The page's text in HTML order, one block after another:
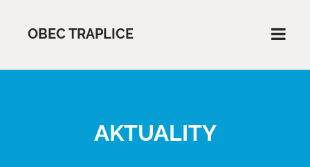
OBEC TRAPLICE
AKTUALITY